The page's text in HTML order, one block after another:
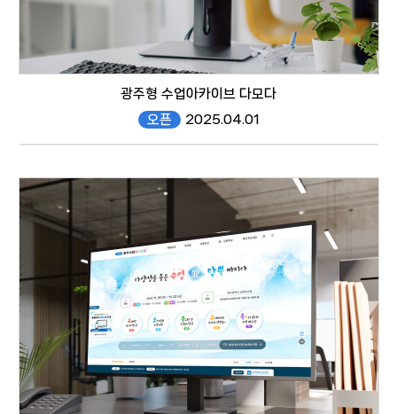
responsive web
광주형 수업아카이브 다모다
오픈
2025.04.01